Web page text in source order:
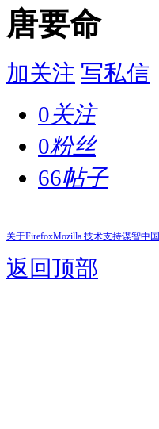
唐要命
加关注 写私信
0关注
0粉丝
66帖子
关于FirefoxMozilla 技术支持谋智中国
返回顶部